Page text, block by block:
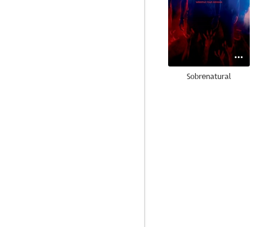
Sobrenatural